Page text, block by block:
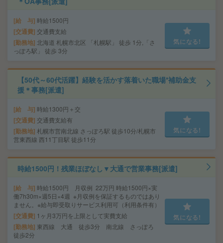
給 与 時給1500円
交通費 交通費支給
勤務地 北海道 札幌市北区 「札幌駅」 徒歩 1分,「さ
っぽろ駅」 徒歩 3分
気になる!
【50代～60代活躍】経験を活かす落着いた職場*補助金支
援＊事務[派遣]
給 与 時給1300円＋交
交通費 交通費支給有
勤務地 札幌市営南北線 さっぽろ駅 徒歩10分/札幌市
営東西線 西11丁目駅 徒歩11分
気になる!
時給1500円！残業ほぼなし▼大通で営業事務[派遣]
給 与 時給1500円 月収例 22万円 時給1500円×実
働7h30m×週5日×4週 ※月収例を保証するものではあり
ません。※給与即受取りサービス利用可（利用条件有）
交通費 1ヶ月3万円を上限として実費支給
勤務地 東西線 大通 徒歩3分 南北線 さっぽろ
徒歩2分
気になる!